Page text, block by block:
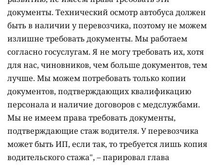
документы. Технический осмотр автобуса должен
быть в наличии у перевозчика, поэтому не можем
излишне требовать документы. Мы работаем
согласно госуслугам. Я не могу требовать их, хотя
для нас, чиновников, чем больше документов, тем
лучше. Мы можем потребовать только копии
документов, подтверждающих квалификацию
персонала и наличие договоров с медслужбами.
Мы не имеем права требовать документы,
подтверждающие стаж водителя. У перевозчика
может быть ИП, если так, то требуется лишь копия
водительского стажа", – парировал глава